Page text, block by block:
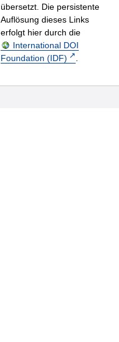
übersetzt. Die persistente
Auflösung dieses Links
erfolgt hier durch die
International DOI
Foundation (IDF)
.